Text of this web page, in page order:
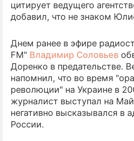
цитирует ведущего
добавил, что не знаком
Днем ранее в эфире
FM" Владимир Соловьев
Доренко в предательстве.
напомнил, что во время
революции" на Украине в
журналист выступал на
негативно высказывался в
России.